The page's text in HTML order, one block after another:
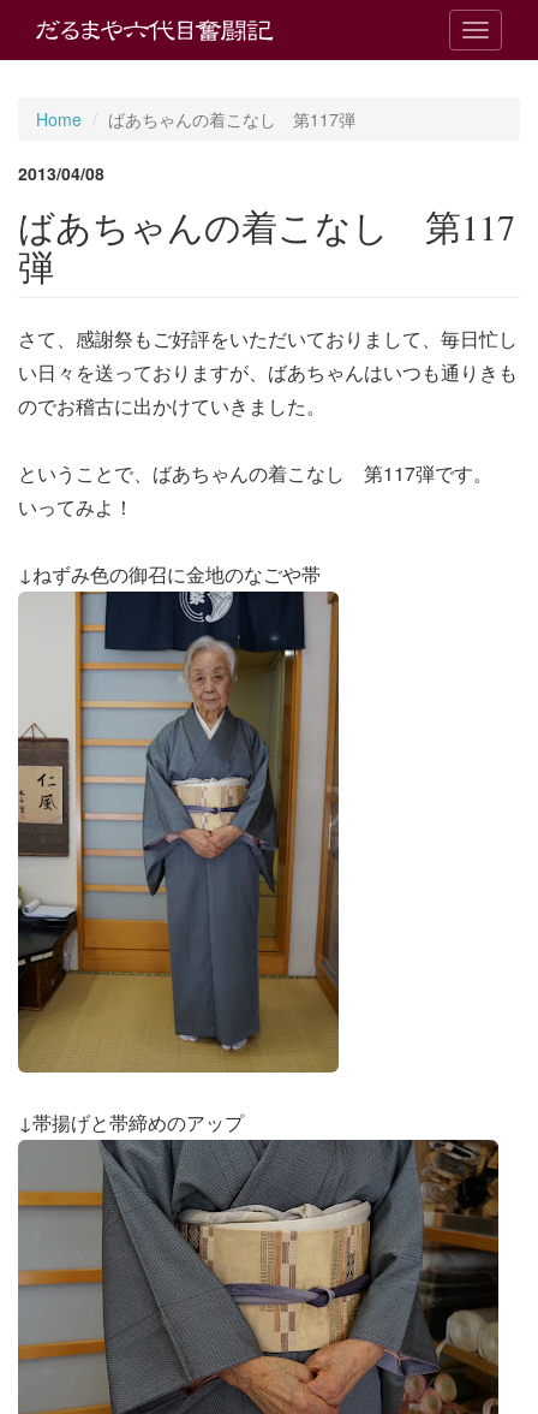
T
o
i
o
Home ばあちゃんの着こなし 第117弾
2013/04/08
ばあちゃんの着こなし 第117
弾
さて、感謝祭もご好評をいただいておりまして、毎日忙し
い日々を送っておりますが、ばあちゃんはいつも通りきも
のでお稽古に出かけていきました。
ということで、ばあちゃんの着こなし 第117弾です。
いってみよ！
↓ねずみ色の御召に金地のなごや帯
↓帯揚げと帯締めのアップ